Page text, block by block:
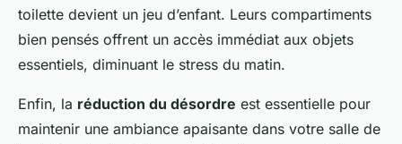
toilette devient un jeu d’enfant. Leurs compartiments
bien pensés offrent un accès immédiat aux objets
essentiels, diminuant le stress du matin.
Enfin, la réduction du désordre est essentielle pour
maintenir une ambiance apaisante dans votre salle de